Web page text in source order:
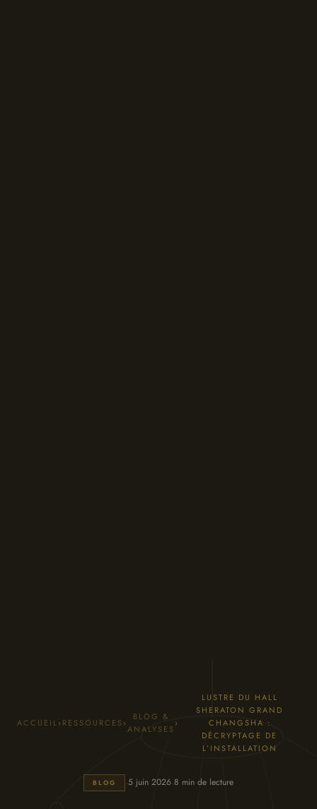
ACCUEIL› RESSOURCES›
BLOG &
ANALYSES
›
LUSTRE DU HALL
SHERATON GRAND
CHANGSHA :
DÉCRYPTAGE DE
L’INSTALLATION
BLOG ·5 juin 2026·8 min de lecture